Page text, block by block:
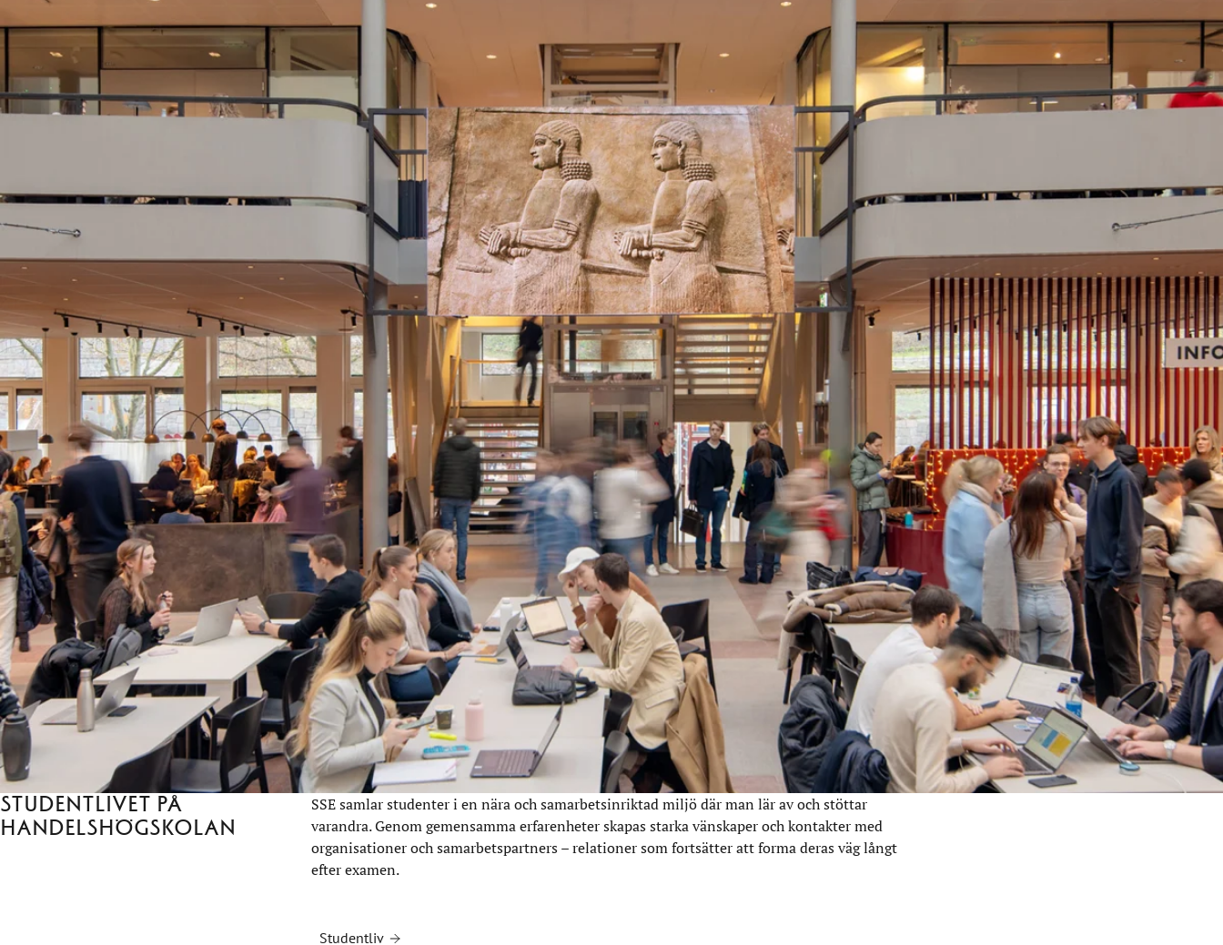
Studentlivet på
Handelshögskolan
SSE samlar studenter i en nära och samarbetsinriktad miljö där man lär av och stöttar
varandra. Genom gemensamma erfarenheter skapas starka vänskaper och kontakter med
organisationer och samarbetspartners – relationer som fortsätter att forma deras väg långt
efter examen.
Studentliv